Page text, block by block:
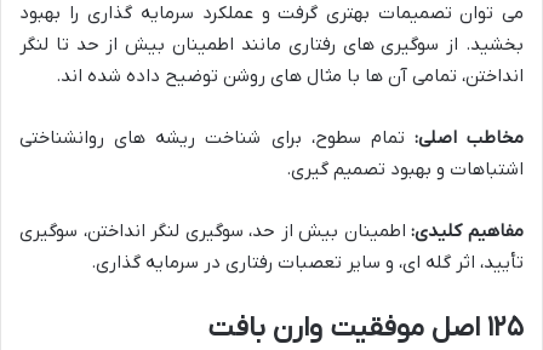
می توان تصمیمات بهتری گرفت و عملکرد سرمایه گذاری را بهبود
بخشید. از سوگیری های رفتاری مانند اطمینان بیش از حد تا لنگر
انداختن، تمامی آن ها با مثال های روشن توضیح داده شده اند.
مخاطب اصلی: تمام سطوح، برای شناخت ریشه های روانشناختی
اشتباهات و بهبود تصمیم گیری.
مفاهیم کلیدی:اطمینان بیش از حد، سوگیری لنگر انداختن، سوگیری
تأیید، اثر گله ای، و سایر تعصبات رفتاری در سرمایه گذاری.
۱۲۵ اصل موفقیت وارن بافت